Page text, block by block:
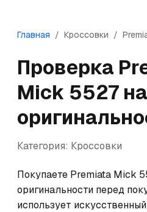
Главная / Кроссовки /
Проверка
Mick 5527 на
Категория: Кроссовки
Покупаете Premiata Mick
оригинальности перед
использует